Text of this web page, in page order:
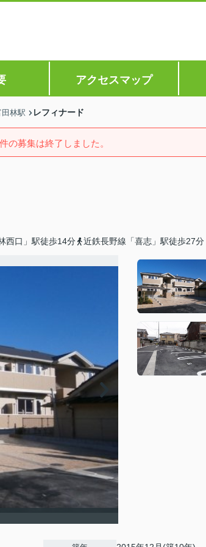
アクセスマップ
田林駅 レフィナード
の募集は終了しました。
西口」駅徒歩14分 近鉄長野線「喜志」駅徒歩27分